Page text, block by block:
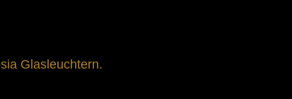
Glasleuchtern.